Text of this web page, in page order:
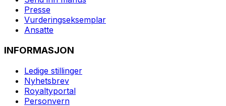
Presse
Vurderingseksemplar
Ansatte
INFORMASJON
Ledige stillinger
Nyhetsbrev
Royaltyportal
Personvern